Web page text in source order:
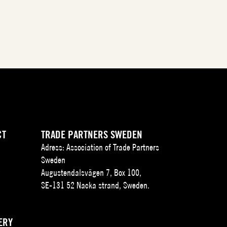
TRADE PARTNERS SWEDEN
Adress: Association of Trade Partners
Sweden
Augustendalsvägen 7, Box 100,
SE-131 52 Nacka strand, Sweden.